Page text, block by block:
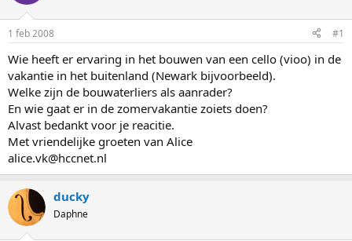
s
a
r
t
e
r
t
u
1 feb 2008 #1
Wie heeft er ervaring in het bouwen van een cello (vioo) in de
vakantie in het buitenland (Newark bijvoorbeeld).
Welke zijn de bouwaterliers als aanrader?
En wie gaat er in de zomervakantie zoiets doen?
Alvast bedankt voor je reacitie.
Met vriendelijke groeten van Alice
alice.vk@hccnet.nl
ducky
Daphne